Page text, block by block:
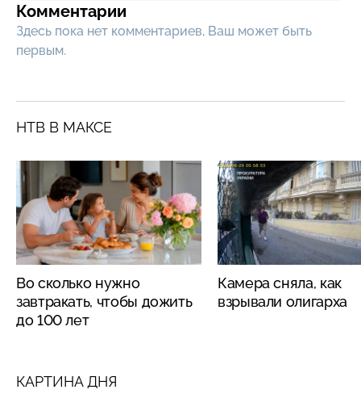
Комментарии
Здесь пока нет комментариев, Ваш может быть
первым.
НТВ В МАКСЕ
Во сколько нужно
завтракать, чтобы дожить
до 100 лет
Камера сняла, как
взрывали олигарха
КАРТИНА ДНЯ